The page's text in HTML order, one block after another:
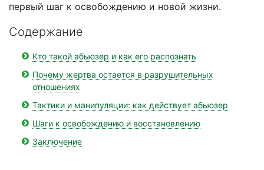
первый шаг к освобождению и новой жизни.
Содержание
Кто такой абьюзер и как его распознать
Почему жертва остается в разрушительных
отношениях
Тактики и манипуляции: как действует абьюзер
Шаги к освобождению и восстановлению
Заключение